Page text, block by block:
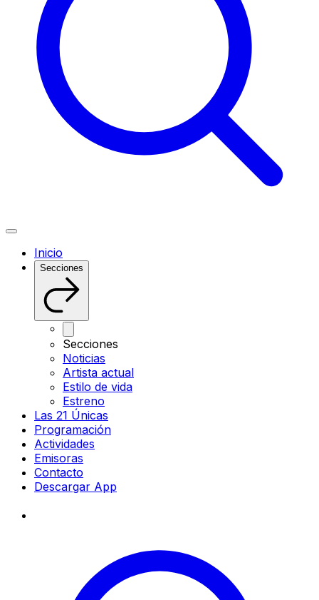
Inicio
Secciones
Secciones
Noticias
Artista actual
Estilo de vida
Estreno
Las 21 Únicas
Programación
Actividades
Emisoras
Contacto
Descargar App